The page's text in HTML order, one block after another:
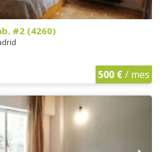
#2 (4260)
500 €/ mes